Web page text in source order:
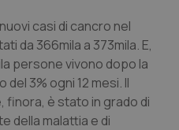
casi di cancro nel
da 366mila a 373mila. E,
persone vivono dopo la
3% ogni 12 mesi. Il
finora, è stato in grado di
della malattia e di